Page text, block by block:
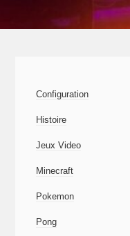
Configuration
Histoire
Jeux Video
Minecraft
Pokemon
Pong